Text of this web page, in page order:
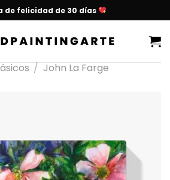
de felicidad de 30 días
/ John La Farge